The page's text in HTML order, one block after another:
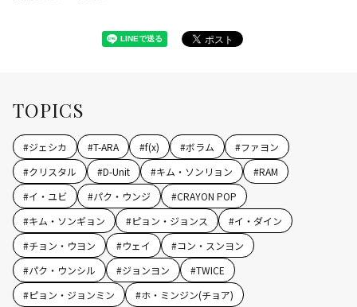
TOPICS
#ジェシカ #T-ARA #f(x) #ボラム #ファヨン
#クリスタル #D-Unit #キム・ソンリョン #RAM
#イ・ユビ #パク・ウンジ #CRAYON POP
#キム・ソンギョン #ピョン・ジョンス #イ・ダイン
#チョン・ウヨン #ウェイ #コン・スンヨン
#パク・ウンシル #ジョンヨン #TWICE
#ピョン・ジョンミン #ホ・ミンジン(チョア)